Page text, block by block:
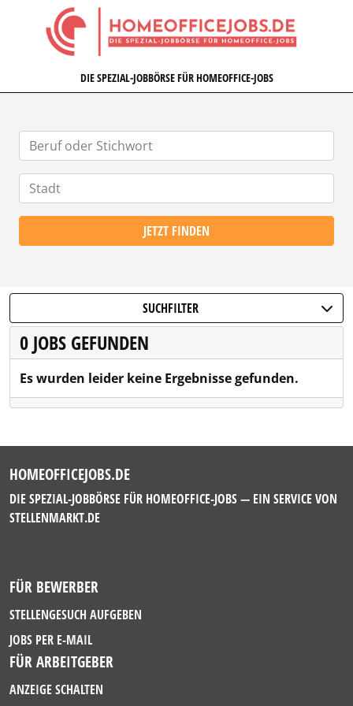
HOMEOFFICEJOBS.DE
DIE SPEZIAL-JOBBÖRSE FÜR HOMEOFFICE-JOBS
JETZT FINDEN
SUCHFILTER
0 JOBS GEFUNDEN
Es wurden leider keine Ergebnisse gefunden.
HOMEOFFICEJOBS.DE
DIE SPEZIAL-JOBBÖRSE FÜR HOMEOFFICE-JOBS — EIN SERVICE VON
STELLENMARKT.DE
FÜR BEWERBER
STELLENGESUCH AUFGEBEN
JOBS PER E-MAIL
FÜR ARBEITGEBER
ANZEIGE SCHALTEN